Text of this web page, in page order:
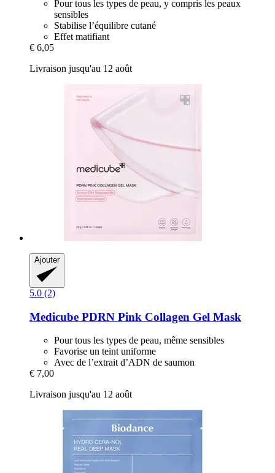
Pour tous les types de peau, y compris les peaux
sensibles
Stabilise l’équilibre cutané
Effet matifiant
€ 6,05
Livraison jusqu'au 12 août
Ajouter
5.0 (2)
Medicube PDRN Pink Collagen Gel Mask
Pour tous les types de peau, même sensibles
Favorise un teint uniforme
Avec de l’extrait d’ADN de saumon
€ 7,00
Livraison jusqu'au 12 août